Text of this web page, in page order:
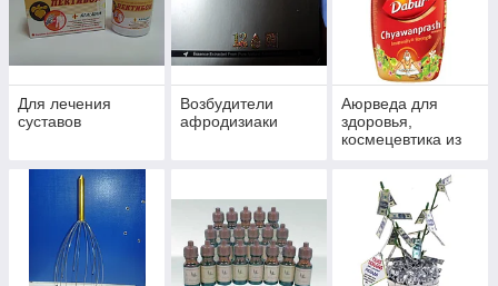
Для лечения
суставов
Возбудители
афродизиаки
Аюрведа для
здоровья,
космецевтика из